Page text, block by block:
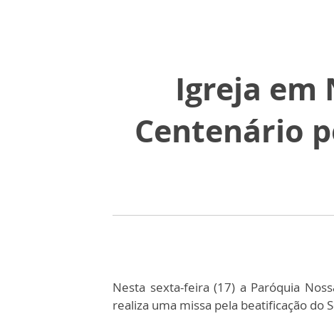
Igreja em
Centenário
Nesta sexta-feira (17) a Paróquia
realiza uma missa pela beatificação do